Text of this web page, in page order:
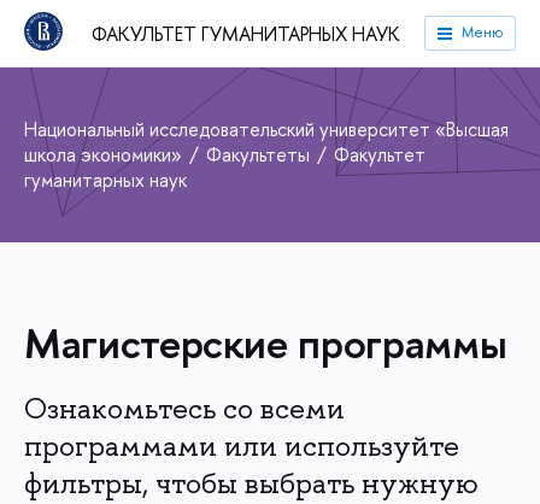
ФАКУЛЬТЕТ ГУМАНИТАРНЫХ НАУК Меню
Национальный исследовательский университет «Высшая
школа экономики»
Факультеты
Факультет
гуманитарных наук
Магистерские программы
Ознакомьтесь со всеми
программами или используйте
фильтры, чтобы выбрать нужную